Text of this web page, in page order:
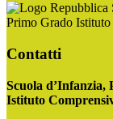
Primo Grado
Contatti
Scuola d’Infanzia,
Istituto